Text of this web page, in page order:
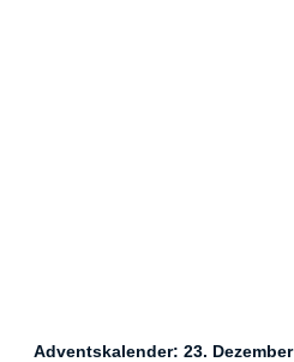
Adventskalender: 23. Dezember